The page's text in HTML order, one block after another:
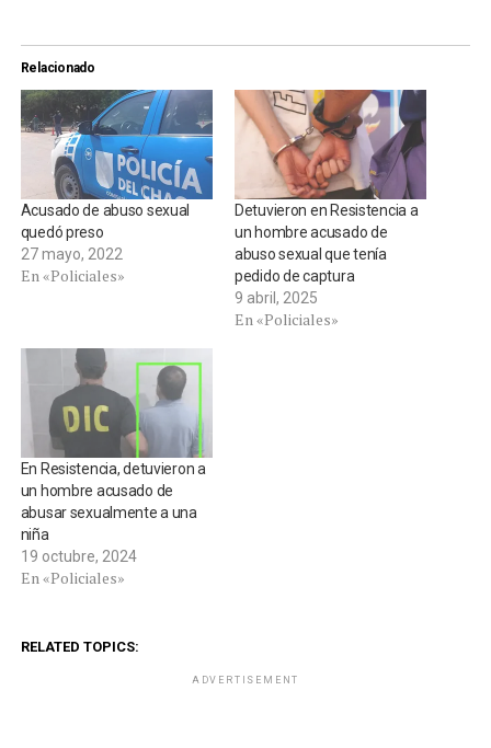
Relacionado
Acusado de abuso sexual
quedó preso
27 mayo, 2022
En «Policiales»
Detuvieron en Resistencia a
un hombre acusado de
abuso sexual que tenía
pedido de captura
9 abril, 2025
En «Policiales»
En Resistencia, detuvieron a
un hombre acusado de
abusar sexualmente a una
niña
19 octubre, 2024
En «Policiales»
RELATED TOPICS:
ADVERTISEMENT